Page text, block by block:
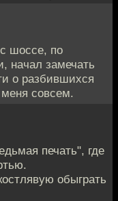
шоссе, по
начал замечать
о разбившихся
совсем.
печать", где
обыграть